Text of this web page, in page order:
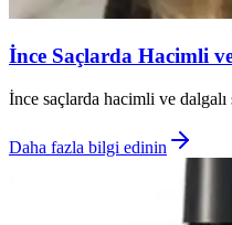
İnce Saçlarda Hacimli
İnce saçlarda hacimli ve
Daha fazla bilgi edinin